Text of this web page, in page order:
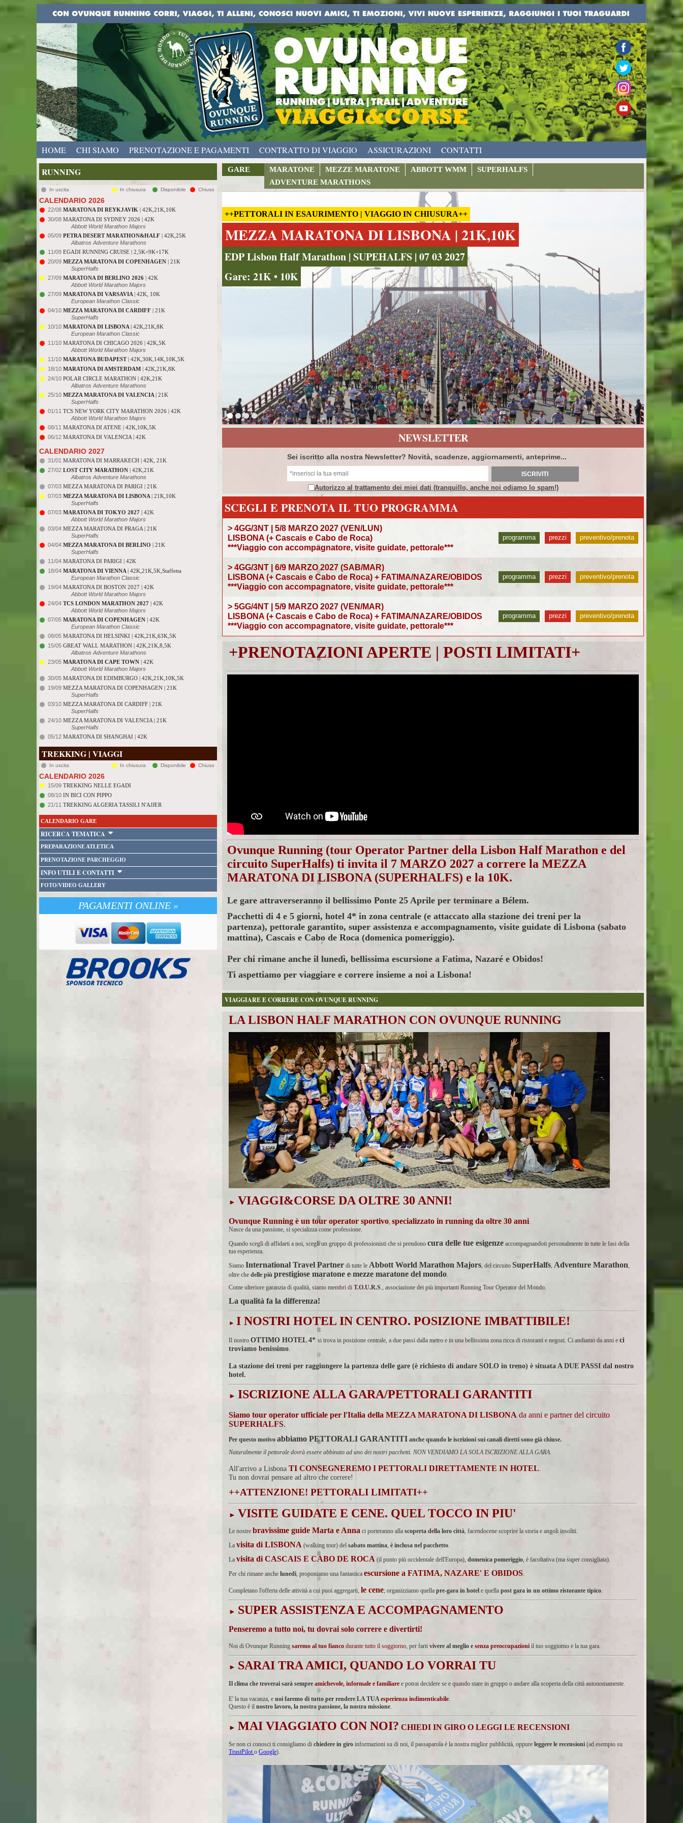
HOME CHI SIAMO PRENOTAZIONE E PAGAMENTI CONTRATTO DI VIAGGIO ASSICURAZIONI CONTATTI
RUNNING
In uscita In chiusura Disponibile Chiuso
CALENDARIO 2026
22/08 MARATONA DI REYKJAVIK | 42K,21K,10K
30/08 MARATONA DI SYDNEY 2026 | 42K
Abbott World Marathon Majors
05/09 PETRA DESERT MARATHON&HALF | 42K,25K
Albatros Adventure Marathons
11/09 EGADI RUNNING CRUISE | 2,5K+9K+17K
20/09 MEZZA MARATONA DI COPENHAGEN | 21K
SuperHalfs
27/09 MARATONA DI BERLINO 2026 | 42K
Abbott World Marathon Majors
27/09 MARATONA DI VARSAVIA | 42K, 10K
European Marathon Classic
04/10 MEZZA MARATONA DI CARDIFF | 21K
SuperHalfs
10/10 MARATONA DI LISBONA | 42K,21K,8K
European Marathon Classic
11/10 MARATONA DI CHICAGO 2026 | 42K,5K
Abbott World Marathon Majors
11/10 MARATONA BUDAPEST| 42K,30K,14K,10K,5K
18/10 MARATONA DI AMSTERDAM | 42K,21K,8K
24/10 POLAR CIRCLE MARATHON | 42K,21K
Albatros Adventure Marathons
25/10 MEZZA MARATONA DI VALENCIA | 21K
SuperHalfs
01/11 TCS NEW YORK CITY MARATHON 2026 | 42K
Abbott World Marathon Majors
08/11 MARATONA DI ATENE | 42K,10K,5K
06/12 MARATONA DI VALENCIA | 42K
CALENDARIO 2027
31/01 MARATONA DI MARRAKECH | 42K, 21K
27/02 LOST CITY MARATHON | 42K,21K
Albatros Adventure Marathons
07/03 MEZZA MARATONA DI PARIGI | 21K
07/03 MEZZA MARATONA DI LISBONA | 21K,10K
SuperHalfs
07/03 MARATONA DI TOKYO 2027 | 42K
Abbott World Marathon Majors
03/04 MEZZA MARATONA DI PRAGA | 21K
SuperHalfs
04/04 MEZZA MARATONA DI BERLINO | 21K
SuperHalfs
11/04 MARATONA DI PARIGI | 42K
18/04 MARATONA DI VIENNA | 42K,21K,5K,Staffetta
European Marathon Classic
19/04 MARATONA DI BOSTON 2027 | 42K
Abbott World Marathon Majors
24/04 TCS LONDON MARATHON 2027 | 42K
Abbott World Marathon Majors
07/05 MARATONA DI COPENHAGEN | 42K
European Marathon Classic
08/05 MARATONA DI HELSINKI | 42K,21K,63K,5K
15/05 GREAT WALL MARATHON | 42K,21K,8,5K
Albatros Adventure Marathons
23/05 MARATONA DI CAPE TOWN | 42K
Abbott World Marathon Majors
30/05 MARATONA DI EDIMBURGO | 42K,21K,10K,5K
19/09 MEZZA MARATONA DI COPENHAGEN | 21K
SuperHalfs
03/10 MEZZA MARATONA DI CARDIFF | 21K
SuperHalfs
24/10 MEZZA MARATONA DI VALENCIA | 21K
SuperHalfs
05/12 MARATONA DI SHANGHAI | 42K
TREKKING | VIAGGI
In uscita In chiusura Disponibile Chiuso
CALENDARIO 2026
15/09 TREKKING NELLE EGADI
08/10 IN BICI CON PIPPO
21/11 TREKKING ALGERIA TASSILI N'AJJER
CALENDARIO GARE
RICERCA TEMATICA
PREPARAZIONE ATLETICA
PRENOTAZIONE PARCHEGGIO
INFO UTILI E CONTATTI
FOTO/VIDEO GALLERY
PAGAMENTI ONLINE »
GARE MARATONE MEZZE MARATONE ABBOTT WMM
SUPERHALFS
ADVENTURE MARATHONS
++PETTORALI IN ESAURIMENTO | VIAGGIO IN CHIUSURA++
MEZZA MARATONA DI LISBONA | 21K,10K
EDP Lisbon Half Marathon | SUPEHALFS | 07 03 2027
Gare: 21K • 10K
NEWSLETTER
Sei iscritto alla nostra Newsletter? Novità, scadenze, aggiornamenti, anteprime...
Autorizzo al trattamento dei miei dati (tranquillo, anche noi odiamo lo spam!)
SCEGLI E PRENOTA IL TUO PROGRAMMA
> 4GG/3NT | 5/8 MARZO 2027 (VEN/LUN)
LISBONA (+ Cascais e Cabo de Roca)
***Viaggio con accompagnatore, visite guidate, pettorale***
programma prezzi preventivo/prenota
> 4GG/3NT | 6/9 MARZO 2027 (SAB/MAR)
LISBONA (+ Cascais e Cabo de Roca) + FATIMA/NAZARE/OBIDOS
***Viaggio con accompagnatore, visite guidate, pettorale***
programma prezzi preventivo/prenota
> 5GG/4NT | 5/9 MARZO 2027 (VEN/MAR)
LISBONA (+ Cascais e Cabo de Roca) + FATIMA/NAZARE/OBIDOS
***Viaggio con accompagnatore, visite guidate, pettorale***
programma prezzi preventivo/prenota
+PRENOTAZIONI APERTE | POSTI LIMITATI+
Ovunque Running (tour Operator Partner della Lisbon Half Marathon e del
circuito SuperHalfs) ti invita il 7 MARZO 2027 a correre la MEZZA
MARATONA DI LISBONA (SUPERHALFS) e la 10K.
Le gare attraverseranno il bellissimo Ponte 25 Aprile per terminare a Bélem.
Pacchetti di 4 e 5 giorni, hotel 4* in zona centrale (e attaccato alla stazione dei treni per la
partenza), pettorale garantito, super assistenza e accompagnamento, visite guidate di Lisbona (sabato
mattina), Cascais e Cabo de Roca (domenica pomeriggio).
Per chi rimane anche il lunedì, bellissima escursione a Fatima, Nazaré e Obidos!
Ti aspettiamo per viaggiare e correre insieme a noi a Lisbona!
VIAGGIARE E CORRERE CON OVUNQUE RUNNING
LA LISBON HALF MARATHON CON OVUNQUE RUNNING
► VIAGGI&CORSE DA OLTRE 30 ANNI!
Ovunque Running è un tour operator sportivo, specializzato in running da oltre 30 anni.
Nasce da una passione, si specializza come professione.
Quando scegli di affidarti a noi, scegli un gruppo di professionisti che si prendono cura delle tue esigenze accompagnandoti personalmente in tutte le fasi della
tua esperienza.
Siamo International Travel Partner di tutte le Abbott World Marathon Majors, del circuito SuperHalfs, Adventure Marathon,
oltre che delle più prestigiose maratone e mezze maratone del mondo.
Come ulteriore garanzia di qualità, siamo membri di T.O.U.R.S., associazione dei più importanti Running Tour Operator del Mondo.
La qualità fa la differenza!
► I NOSTRI HOTEL IN CENTRO. POSIZIONE IMBATTIBILE!
Il nostro OTTIMO HOTEL 4* si trova in posizione centrale, a due passi dalla metro e in una bellissima zona ricca di ristoranti e negozi. Ci andiamo da anni e ci
troviamo benissimo.
La stazione dei treni per raggiungere la partenza delle gare (è richiesto di andare SOLO in treno) è situata A DUE PASSI dal nostro
hotel.
► ISCRIZIONE ALLA GARA/PETTORALI GARANTITI
Siamo tour operator ufficiale per l'Italia della MEZZA MARATONA DI LISBONA da anni e partner del circuito
SUPERHALFS.
Per questo motivo abbiamo PETTORALI GARANTITI anche quando le iscrizioni sui canali diretti sono già chiuse.
Naturalmente il pettorale dovrà essere abbinato ad uno dei nostri pacchetti. NON VENDIAMO LA SOLA ISCRIZIONE ALLA GARA.
All'arrivo a Lisbona TI CONSEGNEREMO I PETTORALI DIRETTAMENTE IN HOTEL
Tu non dovrai pensare ad altro che correre!
++ATTENZIONE! PETTORALI LIMITATI++
► VISITE GUIDATE E CENE. QUEL TOCCO IN PIU'
Le nostre bravissime guide Marta e Anna ci porteranno alla scoperta della loro città, facendocene scoprire la storia e angoli insoliti.
La visita di LISBONA (walking tour) del sabato mattina, è inclusa nel pacchetto.
La visita di CASCAIS E CABO DE ROCA (il punto più occidentale dell'Europa), domenica pomeriggio, è facoltativa (ma super consigliata).
Per chi rimane anche lunedì, proponiamo una fantastica escursione a FATIMA, NAZARE' E OBIDOS.
Completano l'offerta delle attività a cui puoi aggregarti, le cene; organizziamo quella pre-gara in hotel e quella post gara in un ottimo ristorante tipico.
► SUPER ASSISTENZA E ACCOMPAGNAMENTO
Penseremo a tutto noi, tu dovrai solo correre e divertirti!
Noi di Ovunque Running saremo al tuo fianco durante tutto il soggiorno, per farti vivere al meglio e senza preoccupazioni il tuo soggiorno e la tua gara.
► SARAI TRA AMICI, QUANDO LO VORRAI TU
Il clima che troverai sarà sempre amichevole, informale e familiare e potrai decidere se e quando stare in gruppo o andare alla scoperta della città autonomamente.
E' la tua vacanza, e noi faremo di tutto per rendere LA TUAesperienza indimenticabile.
Questo è il nostro lavoro, la nostra passione, la nostra missione.
► MAI VIAGGIATO CON NOI? CHIEDI IN GIRO O LEGGI LE RECENSIONI
Se non ci conosci ti consigliamo di chiedere in giro informazioni su di noi, il passaparola è la nostra miglior pubblicità, oppure leggere le recensioni (ad esempio su
TrustPiloto Google).